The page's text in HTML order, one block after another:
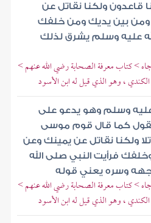
قاعدون ولكنا نقاتل عن
بين يديك ومن خلفك
عليه وسلم يشرق لذلك
> كتاب معرفة الصحابة رضي الله عنهم >
، وهو الذي قيل له ابن الأسود
عليه وسلم وهو يدعو على
نقول كما قال قوم موسى
ولكنا نقاتل عن يمينك وعن
فرأيت النبي صلى الله
وسره يعني قوله
> كتاب معرفة الصحابة رضي الله عنهم >
، وهو الذي قيل له ابن الأسود